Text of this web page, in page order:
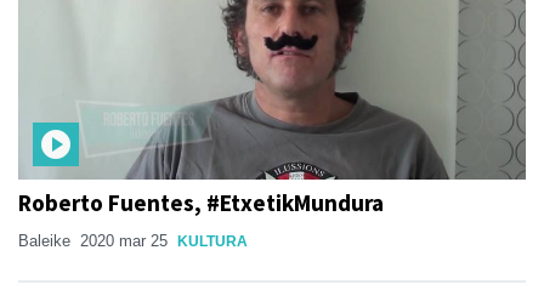
Roberto Fuentes, #EtxetikMundura
Baleike 2020 mar 25 KULTURA